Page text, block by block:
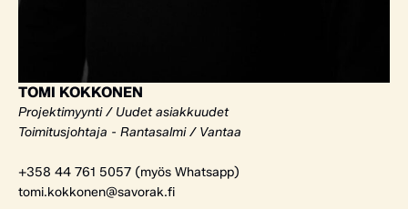
TOMI KOKKONEN
Projektimyynti / Uudet asiakkuudet
Toimitusjohtaja - Rantasalmi / Vantaa
+358 44 761 5057 (myös Whatsapp)
tomi.kokkonen@savorak.fi